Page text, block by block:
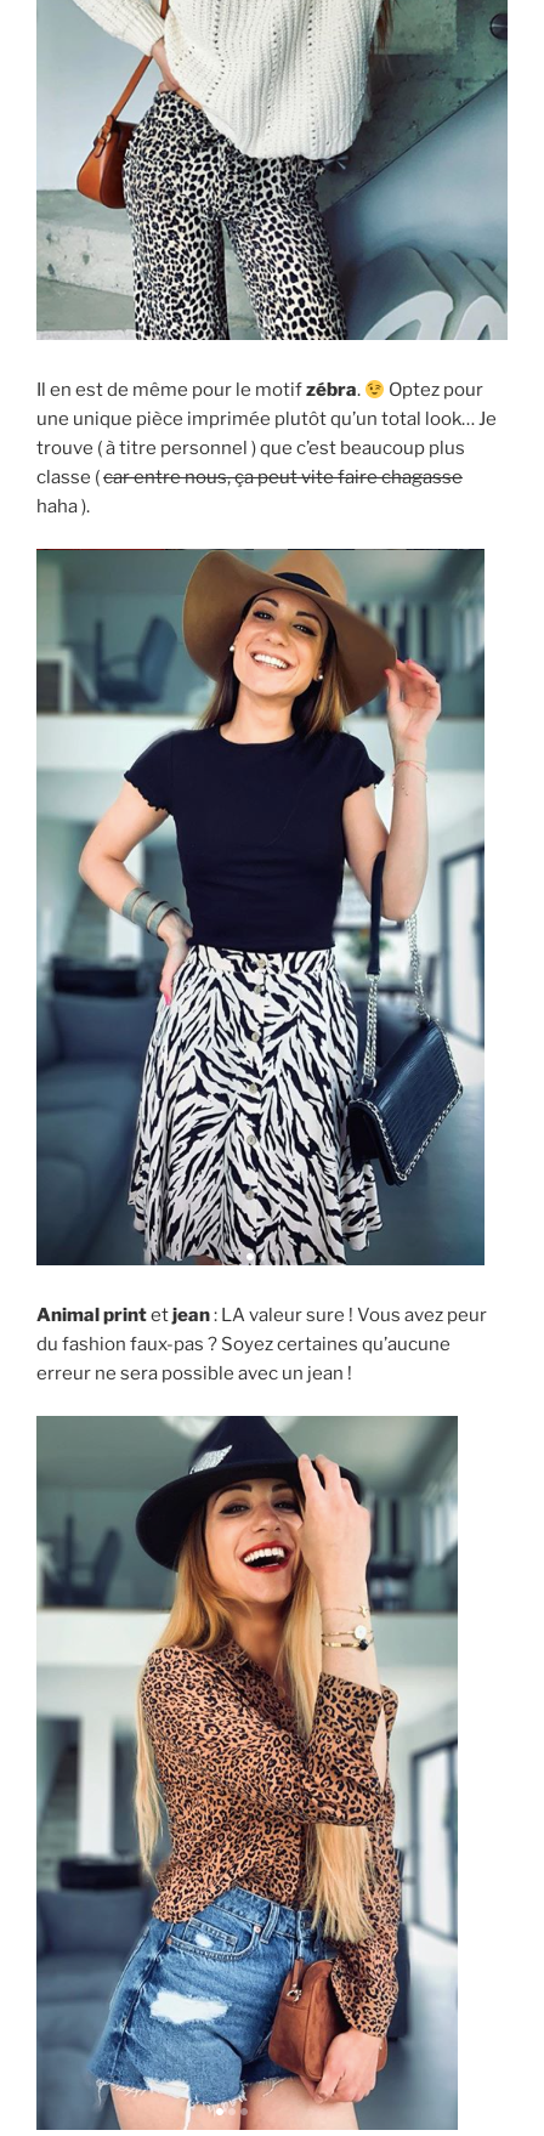
Il en est de même pour le motifzébra.
Optez pour
une unique pièce imprimée plutôt qu’un total look… Je
trouve ( à titre personnel ) que c’est beaucoup plus
classe (car entre nous, ça peut vite faire chagasse
haha ).
Animal printetjean: LA valeur sure ! Vous avez peur
du fashion faux-pas ? Soyez certaines qu’aucune
erreur ne sera possible avec un jean !